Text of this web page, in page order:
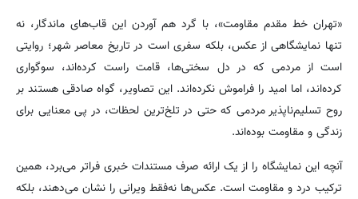
«تهران خط مقدم مقاومت»، با گرد هم آوردن این قاب‌های ماندگار، نه
تنها نمایشگاهی از عکس، بلکه سفری است در تاریخ معاصر شهر؛ روایتی
است از مردمی که در دل سختی‌ها، قامت راست کرده‌اند، سوگواری
کرده‌اند، اما امید را فراموش نکرده‌اند. این تصاویر، گواه صادقی هستند بر
روح تسلیم‌ناپذیر مردمی که حتی در تلخ‌ترین لحظات، در پی معنایی برای
زندگی و مقاومت بوده‌اند.
آنچه این نمایشگاه را از یک ارائه صرف مستندات خبری فراتر می‌برد، همین
ترکیب درد و مقاومت است. عکس‌ها نه‌فقط ویرانی را نشان می‌دهند، بلکه